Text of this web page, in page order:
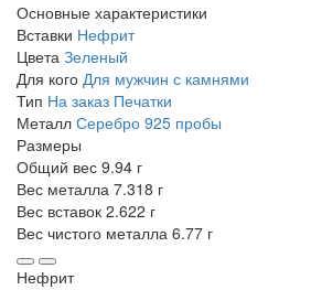
Основные характеристики
Вставки Нефрит
Цвета Зеленый
Для кого Для мужчин с камнями
Тип На заказ Печатки
Металл Серебро 925 пробы
Размеры
Общий вес 9.94 г
Вес металла 7.318 г
Вес вставок 2.622 г
Вес чистого металла 6.77 г
Нефрит